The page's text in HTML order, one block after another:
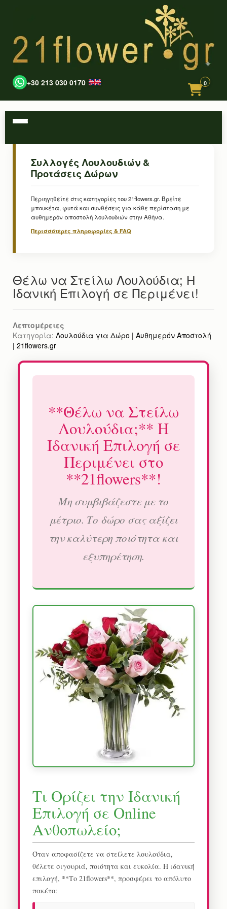
+30 213 030 0170 0
Συλλογές Λουλουδιών &
Προτάσεις Δώρων
Περιηγηθείτε στις κατηγορίες του 21flowers.gr. Βρείτε
μπουκέτα, φυτά και συνθέσεις για κάθε περίσταση με
αυθημερόν αποστολή λουλουδιών στην Αθήνα.
Περισσότερες πληροφορίες & FAQ
Θέλω να Στείλω Λουλούδια; Η
Ιδανική Επιλογή σε Περιμένει!
Λεπτομέρειες
Κατηγορία: Λουλούδια για Δώρο | Αυθημερόν Αποστολή
| 21flowers.gr
**Θέλω να Στείλω
Λουλούδια;** Η
Ιδανική Επιλογή σε
Περιμένει στο
**21flowers**!
Μη συμβιβάζεστε με το
μέτριο. Το δώρο σας αξίζει
την καλύτερη ποιότητα και
εξυπηρέτηση.
Τι Ορίζει την Ιδανική
Επιλογή σε Online
Ανθοπωλείο;
Όταν αποφασίζετε να στείλετε λουλούδια,
θέλετε σιγουριά, ποιότητα και ευκολία. Η ιδανική
επιλογή, **Το 21flowers**, προσφέρει το απόλυτο
πακέτο: